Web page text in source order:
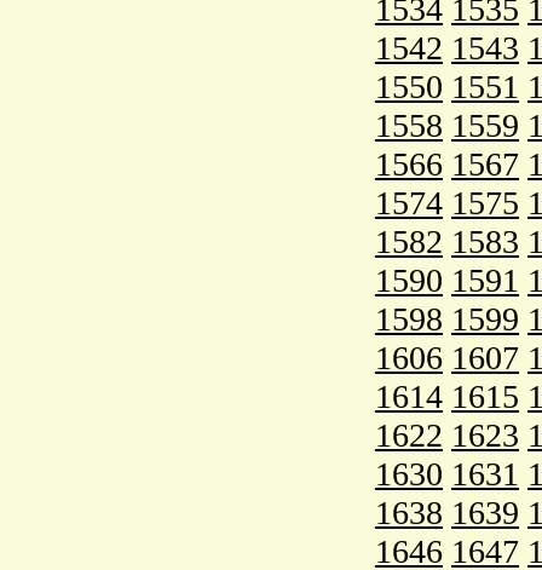
1534 1535
1542 1543
1550 1551
1558 1559
1566 1567
1574 1575
1582 1583
1590 1591
1598 1599
1606 1607
1614 1615
1622 1623
1630 1631
1638 1639
1646 1647